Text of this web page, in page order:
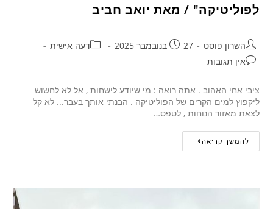
לפוליטיקה" / מאת יואב חביב
השרון פוסט 27 בנובמבר 2025
דעה אישית
אין תגובות
ציבי אחי האהוב . אתה רואה : מי שיודע לישחות , אל לא לחשוש
ליקפוץ למים הקרים של הפוליטיקה . הבנתי אותך בעבר... לא קל
לצאת מאזור הנוחות , לטפס…
להמשך קריאה